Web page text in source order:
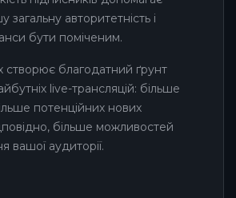
загальну авторитетність і
бути поміченим.
благодатний ґрунт
live-трансляцій: більше
потенційних нових
більше можливостей
вашої аудиторії.